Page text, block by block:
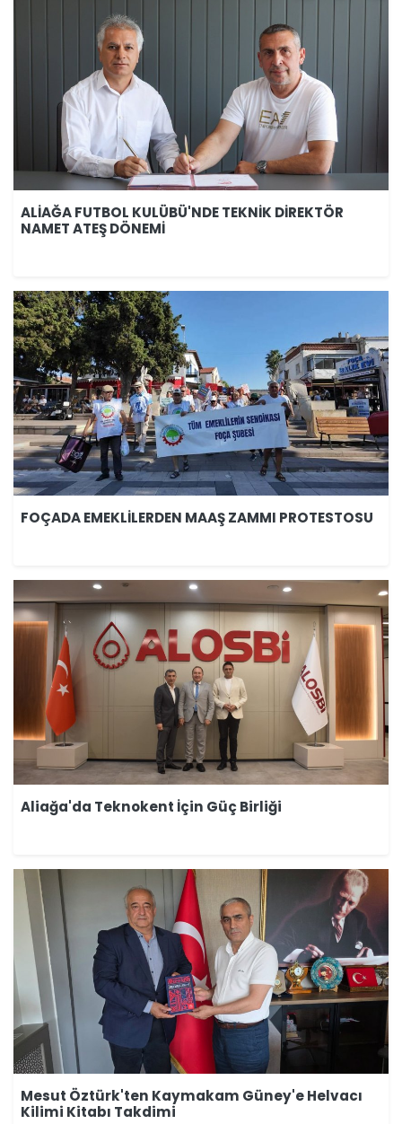
ALİAĞA FUTBOL KULÜBÜ'NDE TEKNİK DİREKTÖR
NAMET ATEŞ DÖNEMİ
FOÇADA EMEKLİLERDEN MAAŞ ZAMMI PROTESTOSU
Aliağa'da Teknokent İçin Güç Birliği
Mesut Öztürk'ten Kaymakam Güney'e Helvacı
Kilimi Kitabı Takdimi